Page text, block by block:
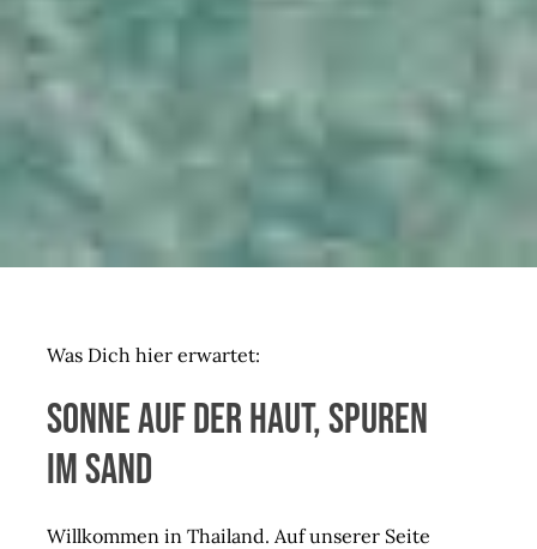
Was Dich hier erwartet:
Sonne auf der Haut, Spuren
im Sand
Willkommen in Thailand. Auf unserer Seite